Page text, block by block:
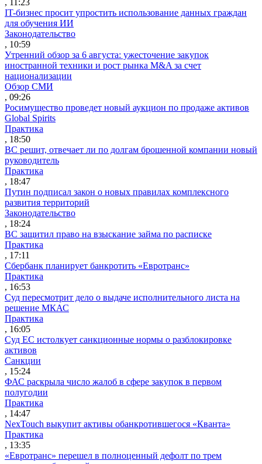
IT-бизнес просит упростить использование данных граждан
для обучения ИИ
Законодательство
, 10:59
Утренний обзор за 6 августа: ужесточение закупок
иностранной техники и рост рынка M&A за счет
национализации
Обзор СМИ
, 09:26
Росимущество проведет новый аукцион по продаже активов
Global Spirits
Практика
, 18:50
ВС решит, отвечает ли по долгам брошенной компании новый
руководитель
Практика
, 18:47
Путин подписал закон о новых правилах комплексного
развития территорий
Законодательство
, 18:24
ВС защитил право на взыскание займа по расписке
Практика
, 17:11
Сбербанк планирует банкротить «Евротранс»
Практика
, 16:53
Суд пересмотрит дело о выдаче исполнительного листа на
решение МКАС
Практика
, 16:05
Суд ЕС истолкует санкционные нормы о разблокировке
активов
Санкции
, 15:24
ФАС раскрыла число жалоб в сфере закупок в первом
полугодии
Практика
, 14:47
NexTouch выкупит активы обанкротившегося «Кванта»
Практика
, 13:35
«Евротранс» перешел в полноценный дефолт по трем